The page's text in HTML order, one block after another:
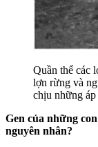
Quần thể các
lợn rừng và
chịu những
Gen của những
nguyên nhân?